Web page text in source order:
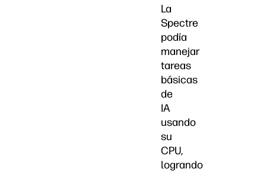
La
Spectre
podía
manejar
tareas
básicas
de
IA
usando
su
CPU,
logrando